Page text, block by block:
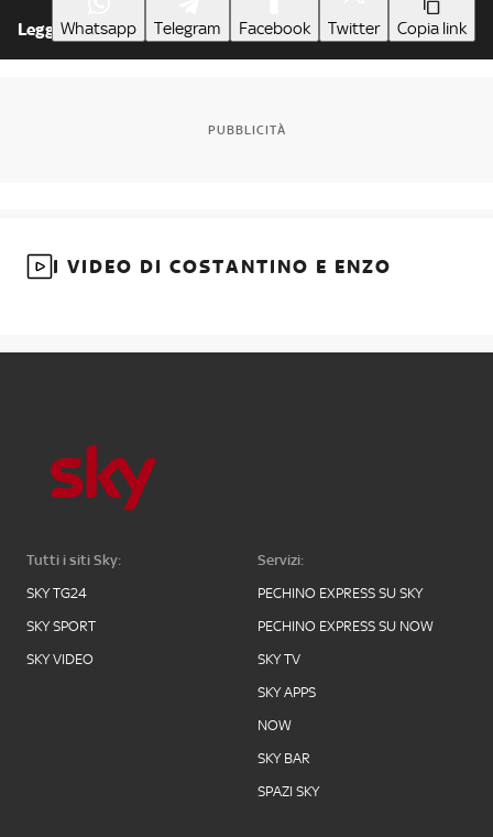
Leggi meno
Whatsapp Telegram Facebook Twitter Copia link
PUBBLICITÀ
I VIDEO DI COSTANTINO E ENZO
Tutti i siti Sky:
SKY TG24
SKY SPORT
SKY VIDEO
Servizi:
PECHINO EXPRESS SU SKY
PECHINO EXPRESS SU NOW
SKY TV
SKY APPS
NOW
SKY BAR
SPAZI SKY